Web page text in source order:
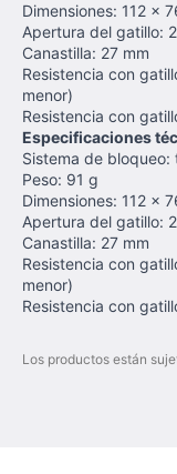
Dimensiones: 112 x
Apertura del gatillo:
Canastilla: 27 mm
Resistencia con
menor)
Resistencia con
Especificaciones
Sistema de bloqueo:
Peso: 91 g
Dimensiones: 112 x
Apertura del gatillo:
Canastilla: 27 mm
Resistencia con
menor)
Resistencia con
Los productos están